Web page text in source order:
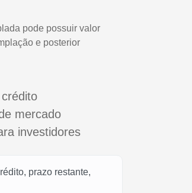
pode possuir valor
e posterior
mercado
investidores
prazo restante,